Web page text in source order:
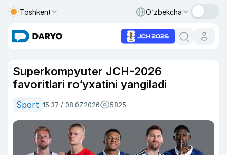
Toshkent O‘zbekcha
Superkompyuter JCH-2026
favoritlari ro‘yxatini yangiladi
Sport 15:37 / 08.07.2026 5825